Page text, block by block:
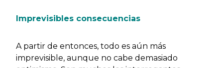
Imprevisibles consecuencias
A partir de entonces, todo es aún más
imprevisible, aunque no cabe demasiado